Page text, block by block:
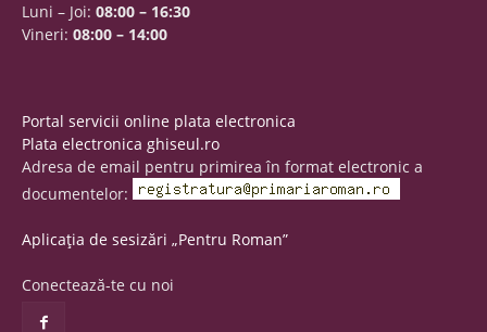
Luni – Joi: 08:00 – 16:30
Vineri: 08:00 – 14:00
Portal servicii online plata electronica
Plata electronica ghiseul.ro
Adresa de email pentru primirea în format electronic a
documentelor:
Aplicația de sesizări „Pentru Roman”
Conectează-te cu noi